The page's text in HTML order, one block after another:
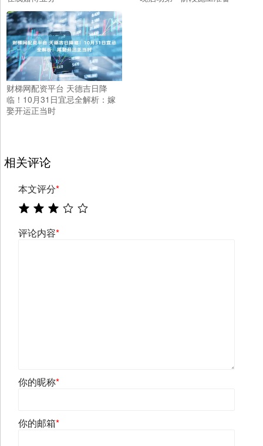
财梯网配资平台 天德吉日降
临！10月31日宜忌全解析：嫁
娶开运正当时
相关评论
本文评分*
评论内容*
你的昵称*
你的邮箱*